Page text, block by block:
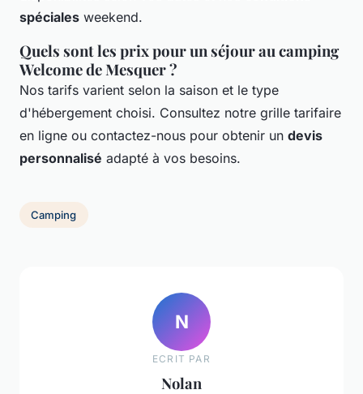
spéciales weekend.
Quels sont les prix pour un séjour au camping
Welcome de Mesquer ?
Nos tarifs varient selon la saison et le type
d'hébergement choisi. Consultez notre grille tarifaire
en ligne ou contactez-nous pour obtenir un devis
personnalisé adapté à vos besoins.
Camping
N
ECRIT PAR
Nolan